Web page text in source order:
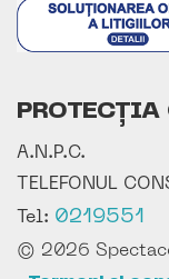
A.N.P.C.
TELEFONUL
Tel: 0219551
© 2026